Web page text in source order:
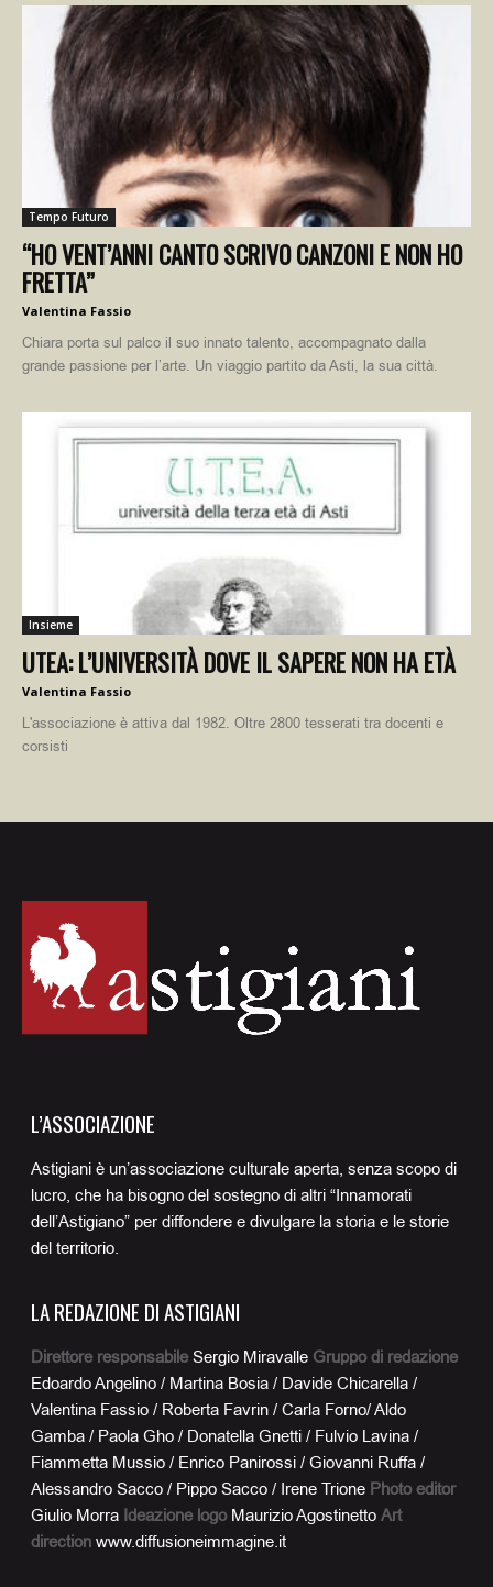
Tempo Futuro
“HO VENT’ANNI CANTO SCRIVO CANZONI E NON HO
FRETTA”
Valentina Fassio
Chiara porta sul palco il suo innato talento, accompagnato dalla
grande passione per l’arte. Un viaggio partito da Asti, la sua città.
Insieme
UTEA: L’UNIVERSITÀ DOVE IL SAPERE NON HA ETÀ
Valentina Fassio
L'associazione è attiva dal 1982. Oltre 2800 tesserati tra docenti e
corsisti
L’ASSOCIAZIONE
Astigiani è un’associazione culturale aperta, senza scopo di
lucro, che ha bisogno del sostegno di altri “Innamorati
dell’Astigiano” per diffondere e divulgare la storia e le storie
del territorio.
LA REDAZIONE DI ASTIGIANI
Direttore responsabile Sergio Miravalle Gruppo di redazione
Edoardo Angelino / Martina Bosia / Davide Chicarella /
Valentina Fassio / Roberta Favrin / Carla Forno/ Aldo
Gamba / Paola Gho / Donatella Gnetti / Fulvio Lavina /
Fiammetta Mussio / Enrico Panirossi / Giovanni Ruffa /
Alessandro Sacco / Pippo Sacco / Irene Trione Photo editor
Giulio Morra Ideazione logo Maurizio Agostinetto Art
direction www.diffusioneimmagine.it